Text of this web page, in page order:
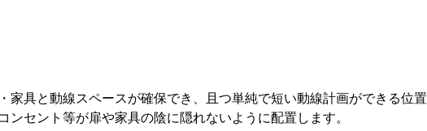
家具と動線スペースが確保でき、且つ単純で短い動線計画ができる位置
ンセント等が扉や家具の陰に隠れないように配置します。